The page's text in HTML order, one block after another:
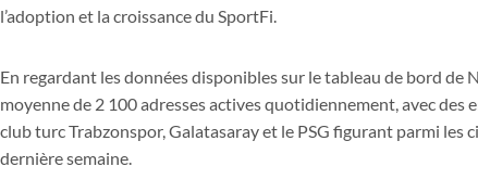
l’adoption et la croissance du SportFi.
En regardant les données disponibles sur le tableau de bord de
moyenne de 2 100 adresses actives quotidiennement, avec
club turc Trabzonspor, Galatasaray et le PSG figurant parmi les
dernière semaine.